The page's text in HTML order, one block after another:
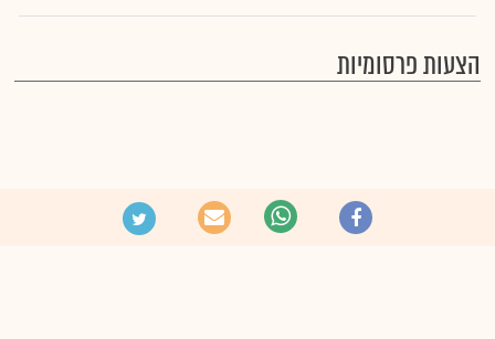
הצעות פרסומיות